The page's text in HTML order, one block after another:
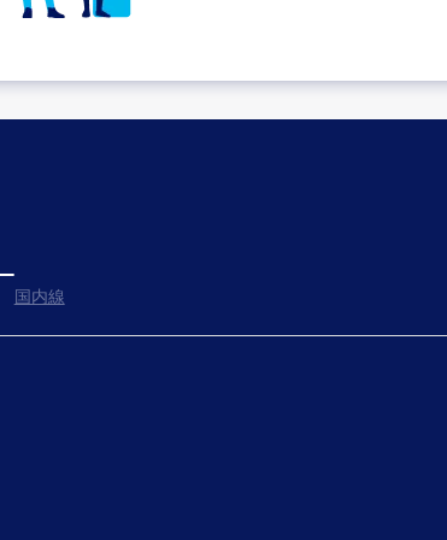
出発までゆっくり過ごす
国内線